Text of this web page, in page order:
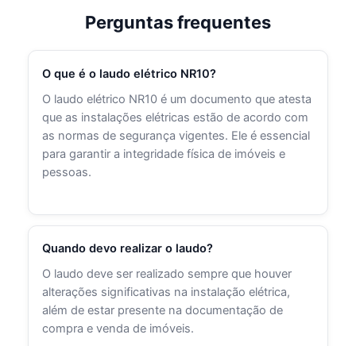
Perguntas frequentes
O que é o laudo elétrico NR10?
O laudo elétrico NR10 é um documento que atesta
que as instalações elétricas estão de acordo com
as normas de segurança vigentes. Ele é essencial
para garantir a integridade física de imóveis e
pessoas.
Quando devo realizar o laudo?
O laudo deve ser realizado sempre que houver
alterações significativas na instalação elétrica,
além de estar presente na documentação de
compra e venda de imóveis.